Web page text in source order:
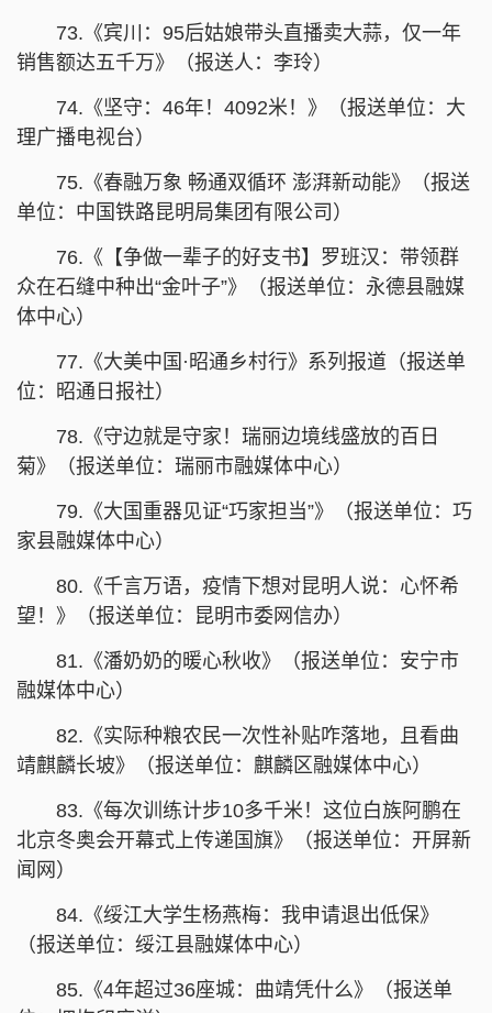
73.《宾川：95后姑娘带头直播卖大蒜，仅一年
销售额达五千万》（报送人：李玲）
74.《坚守：46年！4092米！》（报送单位：大
理广播电视台）
75.《春融万象 畅通双循环 澎湃新动能》（报送
单位：中国铁路昆明局集团有限公司）
76.《【争做一辈子的好支书】罗班汉：带领群
众在石缝中种出“金叶子”》（报送单位：永德县融媒
体中心）
77.《大美中国·昭通乡村行》系列报道（报送单
位：昭通日报社）
78.《守边就是守家！瑞丽边境线盛放的百日
菊》（报送单位：瑞丽市融媒体中心）
79.《大国重器见证“巧家担当”》（报送单位：巧
家县融媒体中心）
80.《千言万语，疫情下想对昆明人说：心怀希
望！》（报送单位：昆明市委网信办）
81.《潘奶奶的暖心秋收》（报送单位：安宁市
融媒体中心）
82.《实际种粮农民一次性补贴咋落地，且看曲
靖麒麟长坡》（报送单位：麒麟区融媒体中心）
83.《每次训练计步10多千米！这位白族阿鹏在
北京冬奥会开幕式上传递国旗》（报送单位：开屏新
闻网）
84.《绥江大学生杨燕梅：我申请退出低保》
（报送单位：绥江县融媒体中心）
85.《4年超过36座城：曲靖凭什么》（报送单